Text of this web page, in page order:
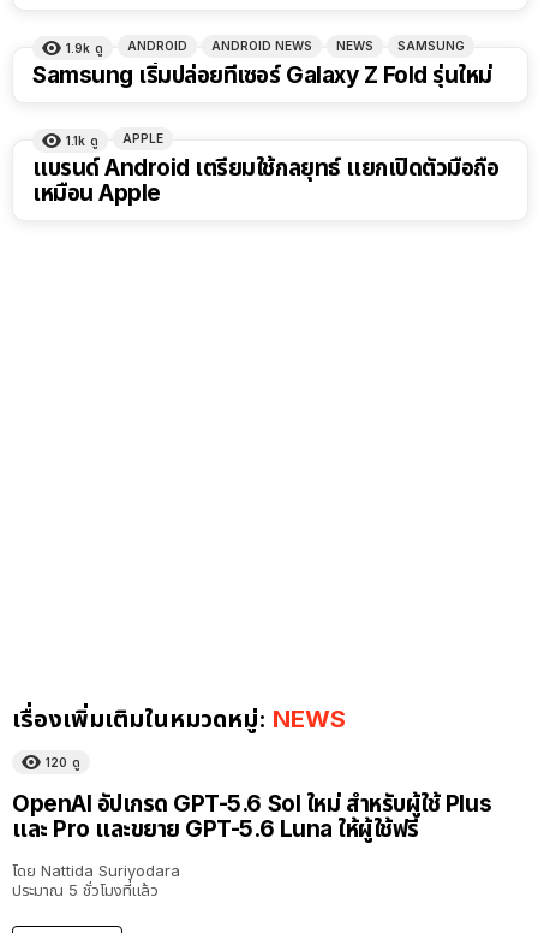
1.9k ดู ANDROID ANDROID NEWS NEWS SAMSUNG
Samsung เริ่มปล่อยทีเซอร์ Galaxy Z Fold รุ่นใหม่
1.1k ดู APPLE
แบรนด์ Android เตรียมใช้กลยุทธ์ แยกเปิดตัวมือถือ
เหมือน Apple
เรื่องเพิ่มเติมในหมวดหมู่: NEWS
120 ดู
OpenAI อัปเกรด GPT-5.6 Sol ใหม่ สำหรับผู้ใช้ Plus
และ Pro และขยาย GPT-5.6 Luna ให้ผู้ใช้ฟรี
โดย Nattida Suriyodara
ประมาณ 5 ชั่วโมงที่แล้ว